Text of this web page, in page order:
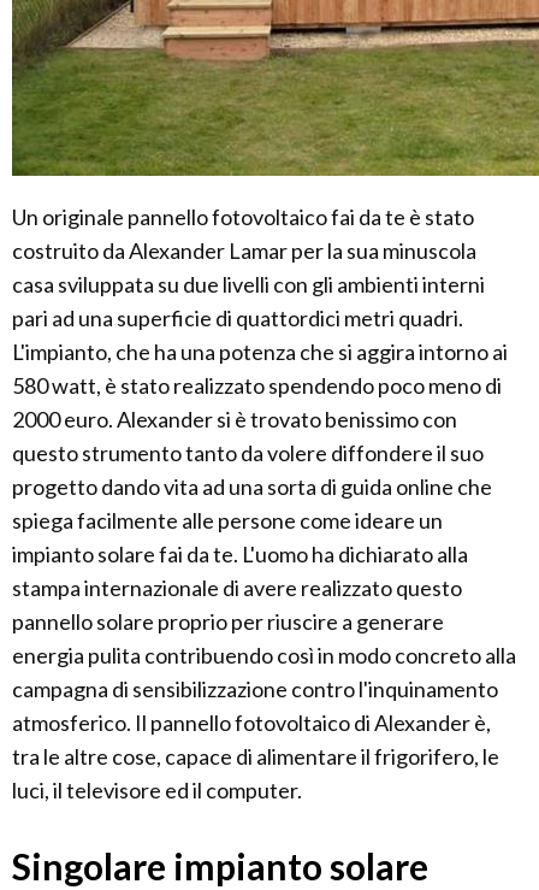
Un originale pannello fotovoltaico fai da te è stato
costruito da Alexander Lamar per la sua minuscola
casa sviluppata su due livelli con gli ambienti interni
pari ad una superficie di quattordici metri quadri.
L'impianto, che ha una potenza che si aggira intorno ai
580 watt, è stato realizzato spendendo poco meno di
2000 euro. Alexander si è trovato benissimo con
questo strumento tanto da volere diffondere il suo
progetto dando vita ad una sorta di guida online che
spiega facilmente alle persone come ideare un
impianto solare fai da te. L'uomo ha dichiarato alla
stampa internazionale di avere realizzato questo
pannello solare proprio per riuscire a generare
energia pulita contribuendo così in modo concreto alla
campagna di sensibilizzazione contro l'inquinamento
atmosferico. Il pannello fotovoltaico di Alexander è,
tra le altre cose, capace di alimentare il frigorifero, le
luci, il televisore ed il computer.
Singolare impianto solare